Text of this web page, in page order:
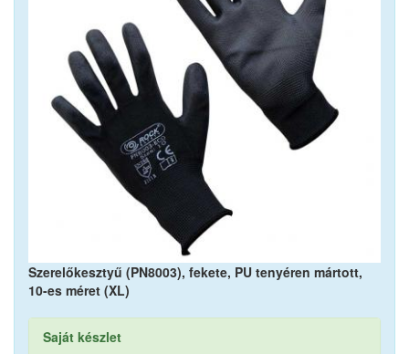
Szerelőkesztyű (PN8003), fekete, PU tenyéren mártott,
10-es méret (XL)
Saját készlet